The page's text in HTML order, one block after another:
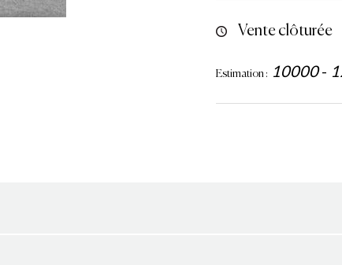
Vente clôturée
Estimation : 10000-